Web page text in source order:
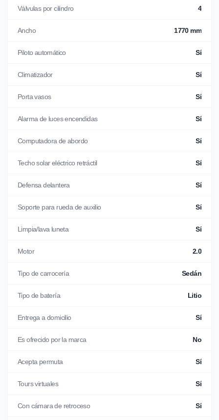
Válvulas por cilindro 4
Ancho 1770 mm
Piloto automático Sí
Climatizador Sí
Porta vasos Sí
Alarma de luces encendidas Sí
Computadora de abordo Sí
Techo solar eléctrico retráctil Sí
Defensa delantera Sí
Soporte para rueda de auxilio Sí
Limpia/lava luneta Sí
Motor 2.0
Tipo de carrocería Sedán
Tipo de batería Litio
Entrega a domicilio Sí
Es ofrecido por la marca No
Acepta permuta Sí
Tours virtuales Sí
Con cámara de retroceso Sí